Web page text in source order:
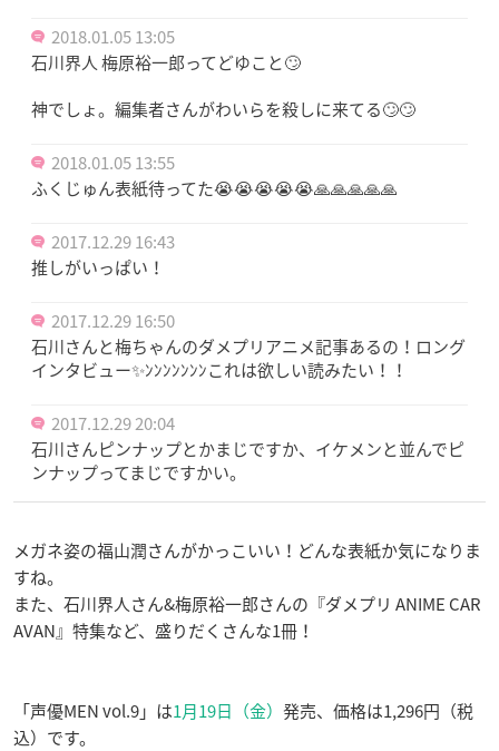
2018.01.05 13:05
石川界人 梅原裕一郎ってどゆこと🙄
神でしょ。編集者さんがわいらを殺しに来てる🙄🙄
2018.01.05 13:55
ふくじゅん表紙待ってた😭😭😭😭😭🙏🙏🙏🙏🙏
2017.12.29 16:43
推しがいっぱい！
2017.12.29 16:50
石川さんと梅ちゃんのダメプリアニメ記事あるの！ロング
インタビュー✨ﾝﾝﾝﾝﾝﾝﾝこれは欲しい読みたい！！
2017.12.29 20:04
石川さんピンナップとかまじですか、イケメンと並んでピ
ンナップってまじですかい。
メガネ姿の福山潤さんがかっこいい！どんな表紙か気になりま
すね。
また、石川界人さん&梅原裕一郎さんの『ダメプリ ANIME CAR
AVAN』特集など、盛りだくさんな1冊！
「声優MEN vol.9」は1月19日（金） 発売、価格は1,296円（税
込）です。